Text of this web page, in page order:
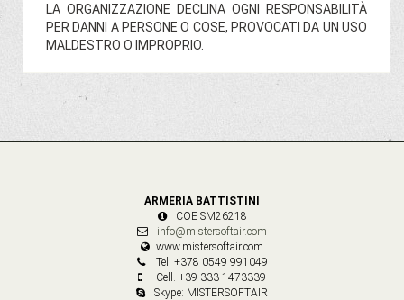
LA ORGANIZZAZIONE DECLINA OGNI RESPONSABILITÀ
PER DANNI A PERSONE O COSE, PROVOCATI DA UN USO
MALDESTRO O IMPROPRIO.
ARMERIA BATTISTINI
COE SM26218
info@mistersoftair.com
www.mistersoftair.com
Tel. +378 0549 991049
Cell. +39 333 1473339
Skype: MISTERSOFTAIR